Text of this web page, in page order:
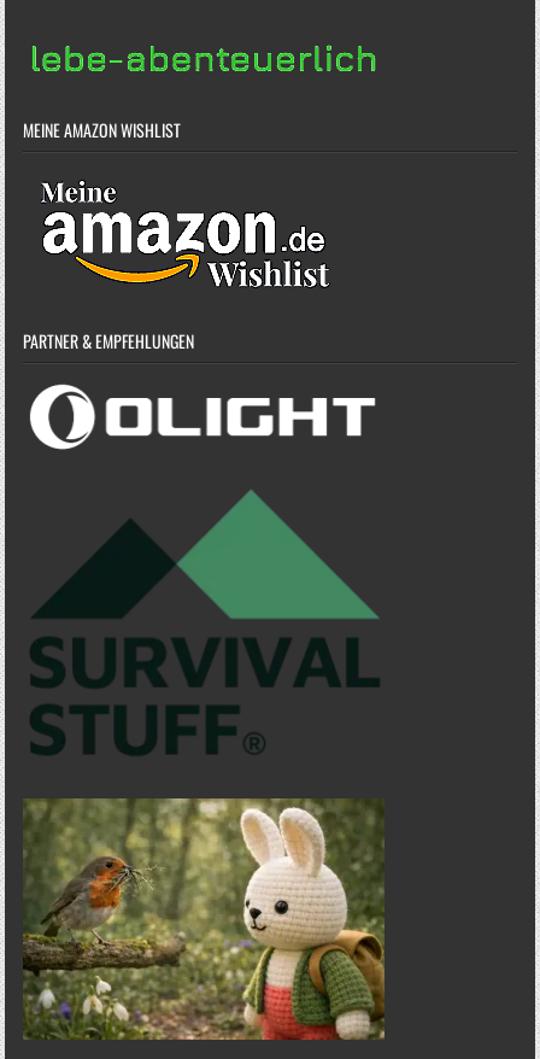
MEINE AMAZON WISHLIST
PARTNER & EMPFEHLUNGEN